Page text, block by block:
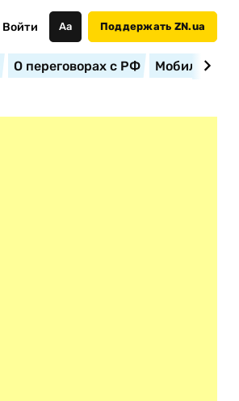
Войти Аа Поддержать ZN.ua
О переговорах с РФ